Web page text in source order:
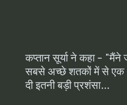
कप्तान सूर्या ने कहा - "मैंने
सबसे अच्छे शतकों में से एक
दी इतनी बड़ी प्रशंसा...